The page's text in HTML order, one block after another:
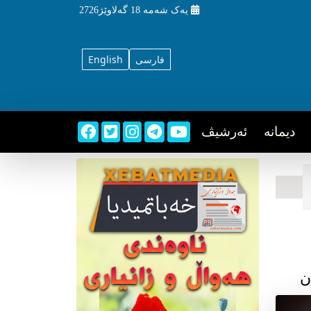
یه‌ک شه‌مه‌ 18 گه‌لاوێژ2726
English فارسی
دیمانه ئه‌رشیڤ